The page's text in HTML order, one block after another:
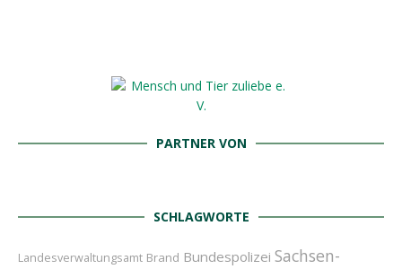
PARTNER VON
SCHLAGWORTE
Landesverwaltungsamt Brand Bundespolizei Sachsen-